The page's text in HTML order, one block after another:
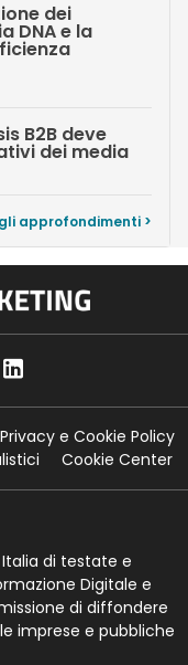
dei
DNA e la
B2B deve
dei media
approfondimenti >
Privacy e Cookie Policy
Cookie Center
di testate e
Digitale e
di diffondere
imprese e pubbliche